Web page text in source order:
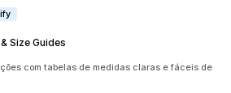
Size Guides
com tabelas de medidas claras e fáceis de